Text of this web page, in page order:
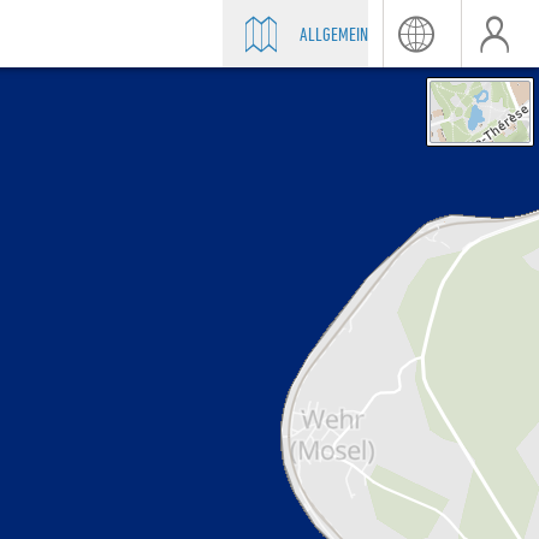
ALLGEMEIN